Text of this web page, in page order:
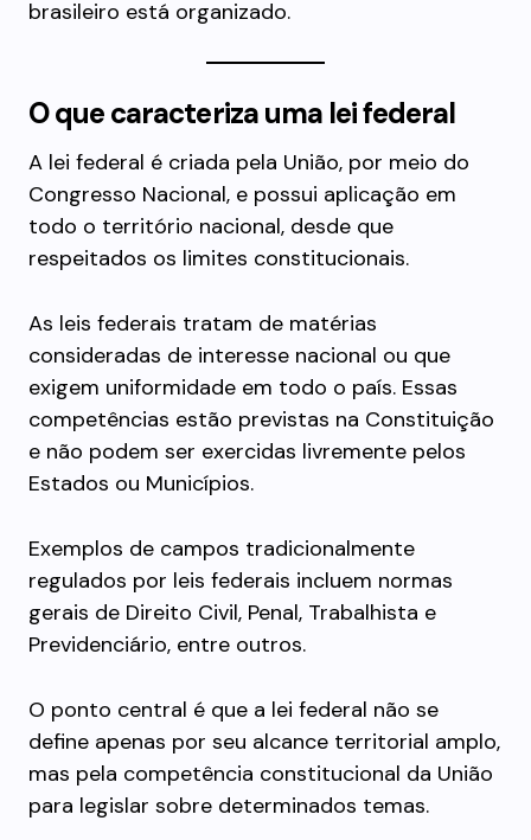
brasileiro está organizado.
O que caracteriza uma lei federal
A lei federal é criada pela União, por meio do
Congresso Nacional, e possui aplicação em
todo o território nacional, desde que
respeitados os limites constitucionais.
As leis federais tratam de matérias
consideradas de interesse nacional ou que
exigem uniformidade em todo o país. Essas
competências estão previstas na Constituição
e não podem ser exercidas livremente pelos
Estados ou Municípios.
Exemplos de campos tradicionalmente
regulados por leis federais incluem normas
gerais de Direito Civil, Penal, Trabalhista e
Previdenciário, entre outros.
O ponto central é que a lei federal não se
define apenas por seu alcance territorial amplo,
mas pela competência constitucional da União
para legislar sobre determinados temas.